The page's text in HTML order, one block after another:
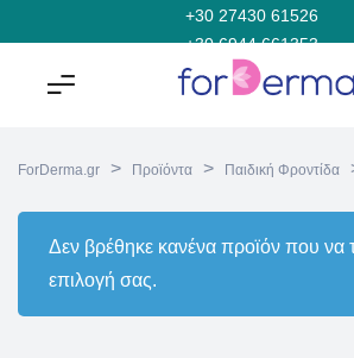
+30 27430 61526
+30 6944 661353
ForDerma.gr > Προϊόντα > Παιδική Φροντίδα
Δεν βρέθηκε κανένα προϊόν που να
επιλογή σας.